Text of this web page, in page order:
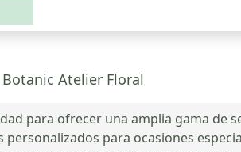
Atelier Floral
para ofrecer una amplia gama de
para ocasiones